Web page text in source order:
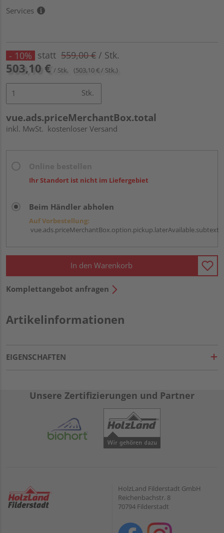
Services
- 10% statt 559,00 € / Stk.
503,10 € / Stk. (503,10 € / Stk.)
Stk.
vue.ads.priceMerchantBox.total
inkl. MwSt. kostenloser Versand
Ihr Standort ist nicht im Liefergebiet
Beim Händler abholen
Auf Vorbestellung:
vue.ads.priceMerchantBox.option.pickup.laterAvailable.subtext
In den Warenkorb
Komplettangebot anfragen
Artikelinformationen
EIGENSCHAFTEN
Unsere Zertifizierungen und Partner
HolzLand Filderstadt GmbH
Reichenbachstr. 8
70794 Filderstadt